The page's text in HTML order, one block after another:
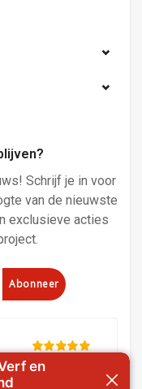
Schrijf je in voor
van de nieuwste
exclusieve acties
Abonneer